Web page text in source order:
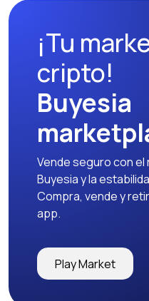
¡Tu
cripto!
Buyesia
Vende seguro con
Buyesia y la
Compra, vende y
app.
Play Market